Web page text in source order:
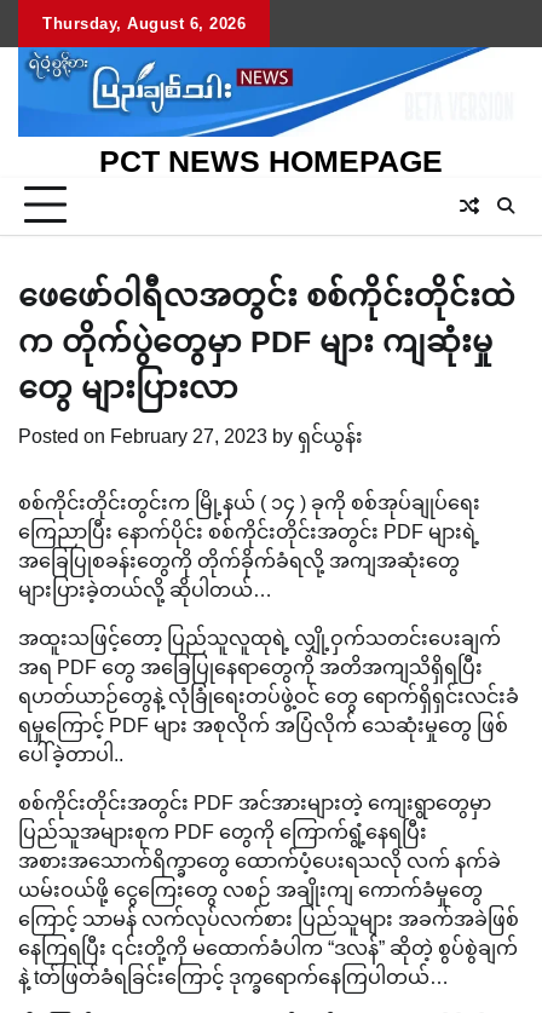
content
Thursday, August 6, 2026
PCT NEWS HOMEPAGE
ဖေဖော်ဝါရီလအတွင်း စစ်ကိုင်းတိုင်းထဲ
က တိုက်ပွဲတွေမှာ PDF များ ကျဆုံးမှု
တွေ များပြားလာ
Posted on February 27, 2023 by ရှင်ယွန်း
စစ်ကိုင်းတိုင်းတွင်းက မြို့နယ် ( ၁၄ ) ခုကို စစ်အုပ်ချုပ်ရေး
ကြေညာပြီး နောက်ပိုင်း စစ်ကိုင်းတိုင်းအတွင်း PDF များရဲ့
အခြေပြုစခန်းတွေကို တိုက်ခိုက်ခံရလို့ အကျအဆုံးတွေ
များပြားခဲ့တယ်လို့ ဆိုပါတယ်…
အထူးသဖြင့်တော့ ပြည်သူလူထုရဲ့ လျှို့ဝှက်သတင်းပေးချက်
အရ PDF တွေ အခြေပြုနေရာတွေကို အတိအကျသိရှိရပြီး
ရဟတ်ယာဉ်တွေနဲ့ လုံခြုံရေးတပ်ဖွဲ့ဝင် တွေ ရောက်ရှိရှင်းလင်းခံ
ရမှုကြောင့် PDF များ အစုလိုက် အပြံလိုက် သေဆုံးမှုတွေ ဖြစ်
ပေါ်ခဲ့တာပါ..
စစ်ကိုင်းတိုင်းအတွင်း PDF အင်အားများတဲ့ ကျေးရွာတွေမှာ
ပြည်သူအများစုက PDF တွေကို ကြောက်ရွံ့နေရပြီး
အစားအသောက်ရိက္ခာတွေ ထောက်ပံ့ပေးရသလို လက် နက်ခဲ
ယမ်းဝယ်ဖို့ ငွေကြေးတွေ လစဉ် အချိုးကျ ကောက်ခံမှုတွေ
ကြောင့် သာမန် လက်လုပ်လက်စား ပြည်သူများ အခက်အခဲဖြစ်
နေကြရပြီး ၎င်းတို့ကို မထောက်ခံပါက “ဒလန်” ဆိုတဲ့ စွပ်စွဲချက်
နဲ့ tတ်ဖြတ်ခံရခြင်းကြောင့် ဒုက္ခရောက်နေကြပါတယ်…